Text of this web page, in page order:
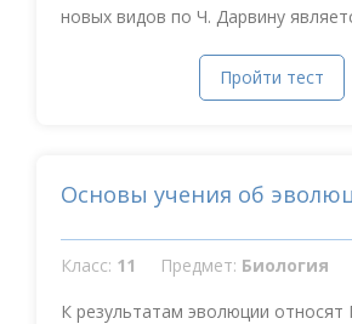
новых видов по Ч. Дар​ви​ну
Пройти тест
Основы учения об
Класс: 11 Предмет: Биология
К результатам эволюции относят